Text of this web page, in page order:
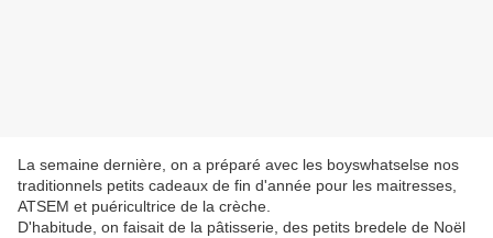
La semaine dernière, on a préparé avec les boyswhatselse nos
traditionnels petits cadeaux de fin d'année pour les maitresses,
ATSEM et puéricultrice de la crèche.
D'habitude, on faisait de la pâtisserie, des petits bredele de Noël